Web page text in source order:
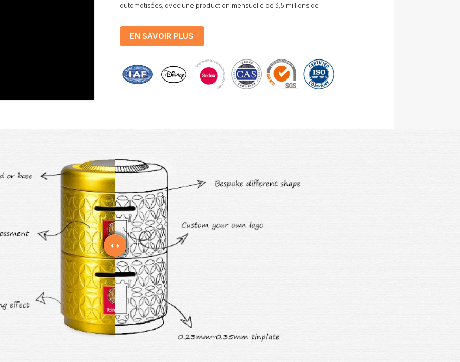
automatisées, avec une production mensuelle de 3,5 millions de
fer blanc pour aliments, des boîtes en fer blanc pour le thé, des boîtes
en fer blanc pour cosmétiques, des boîtes en fer blanc pour cadeaux
production standardisées et 15 lignes de production entièrement
automatisées, avec un
EN SAVOIR PLUS